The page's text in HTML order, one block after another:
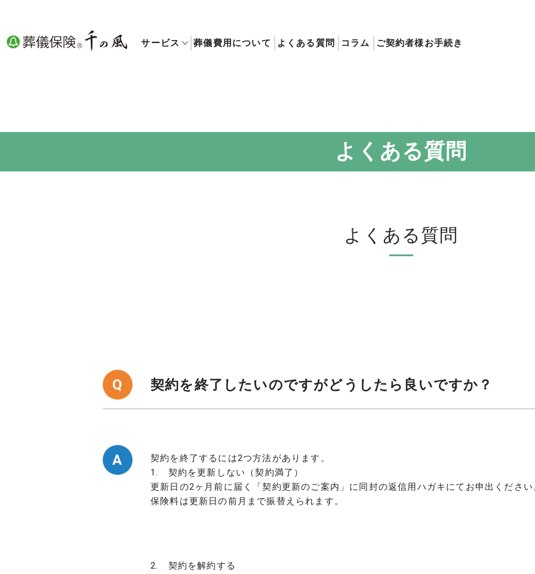
サービス 葬儀費用について よくある質問 コラム ご契約者様お手続き
よくある質問
よくある質問
Q 契約を終了したいのですがどうしたら良いですか？
A
契約を終了するには2つ方法があります。
1. 契約を更新しない（契約満了）
更新日の2ヶ月前に届く「契約更新のご案内」に同封の返信用ハガキにてお申出くださ
保険料は更新日の前月まで振替えられます。
2. 契約を解約する